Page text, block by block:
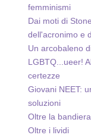
femminismi
Dai moti di
dell'acronimo e
Un arcobaleno
LGBTQ...ueer!
certezze
Giovani NEET:
soluzioni
Oltre la
Oltre i lividi